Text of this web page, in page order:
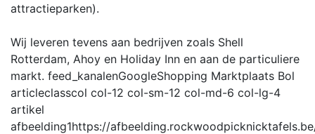
attractieparken).
Wij leveren tevens aan bedrijven zoals Shell
Rotterdam, Ahoy en Holiday Inn en aan de particuliere
markt. feed_kanalenGoogleShopping Marktplaats Bol
articleclasscol col-12 col-sm-12 col-md-6 col-lg-4
artikel
afbeelding1https://